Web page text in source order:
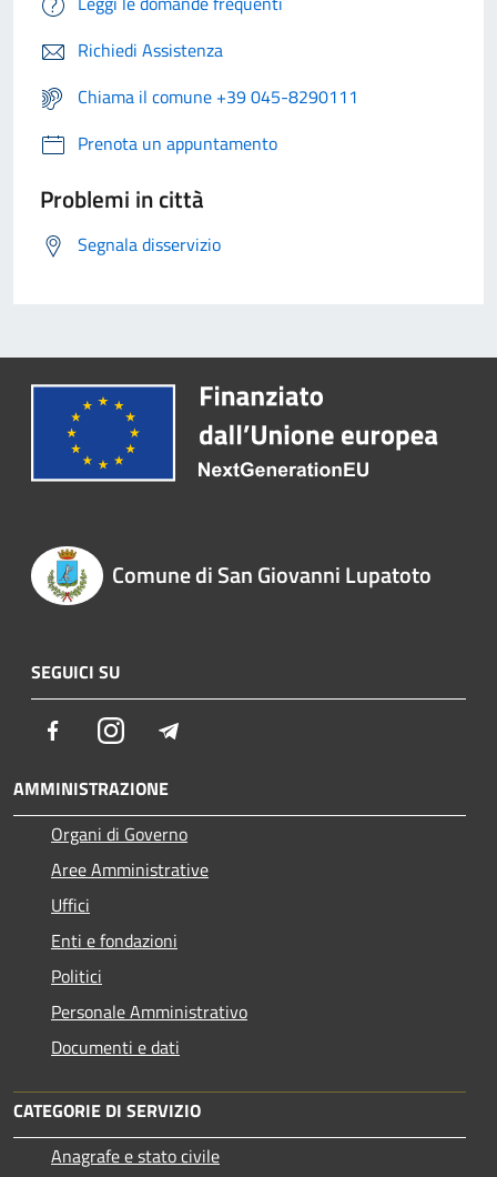
Richiedi Assistenza
Chiama il comune +39 045-8290111
Prenota un appuntamento
Problemi in città
Segnala disservizio
Comune di San Giovanni Lupatoto
SEGUICI SU
FacebookInstagram
AMMINISTRAZIONE
Organi di Governo
Aree Amministrative
Uffici
Enti e fondazioni
Politici
Personale Amministrativo
Documenti e dati
CATEGORIE DI SERVIZIO
Anagrafe e stato civile